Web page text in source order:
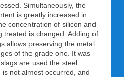
Simultaneously, the
is greatly increased in
concentration of silicon and
treated is changed. Adding of
allows preserving the metal
of the grade one. It was
are used the steel
is not almost occurred, and